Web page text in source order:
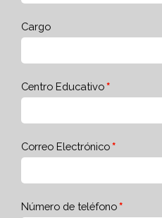
Cargo
Centro Educativo
Correo Electrónico
Número de teléfono